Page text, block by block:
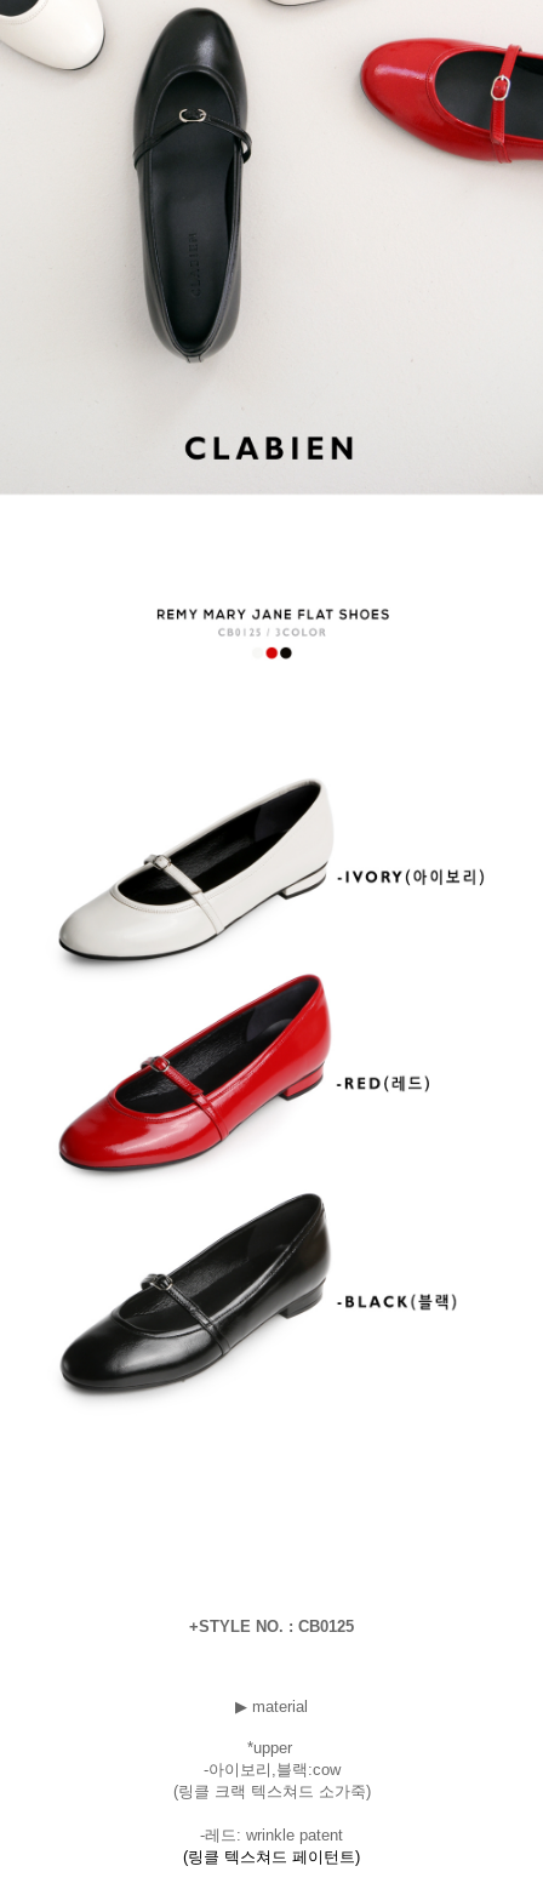
+STYLE NO. : CB0125
▶ material
*upper
-아이보리,블랙:cow
(링클 크랙 텍스쳐드 소가죽)
-레드: wrinkle patent
(링클 텍스쳐드 페이턴트)